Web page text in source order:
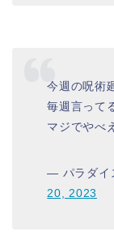
今週の呪術
毎週言って
マジでやべえ
— パラダイ
20, 2023